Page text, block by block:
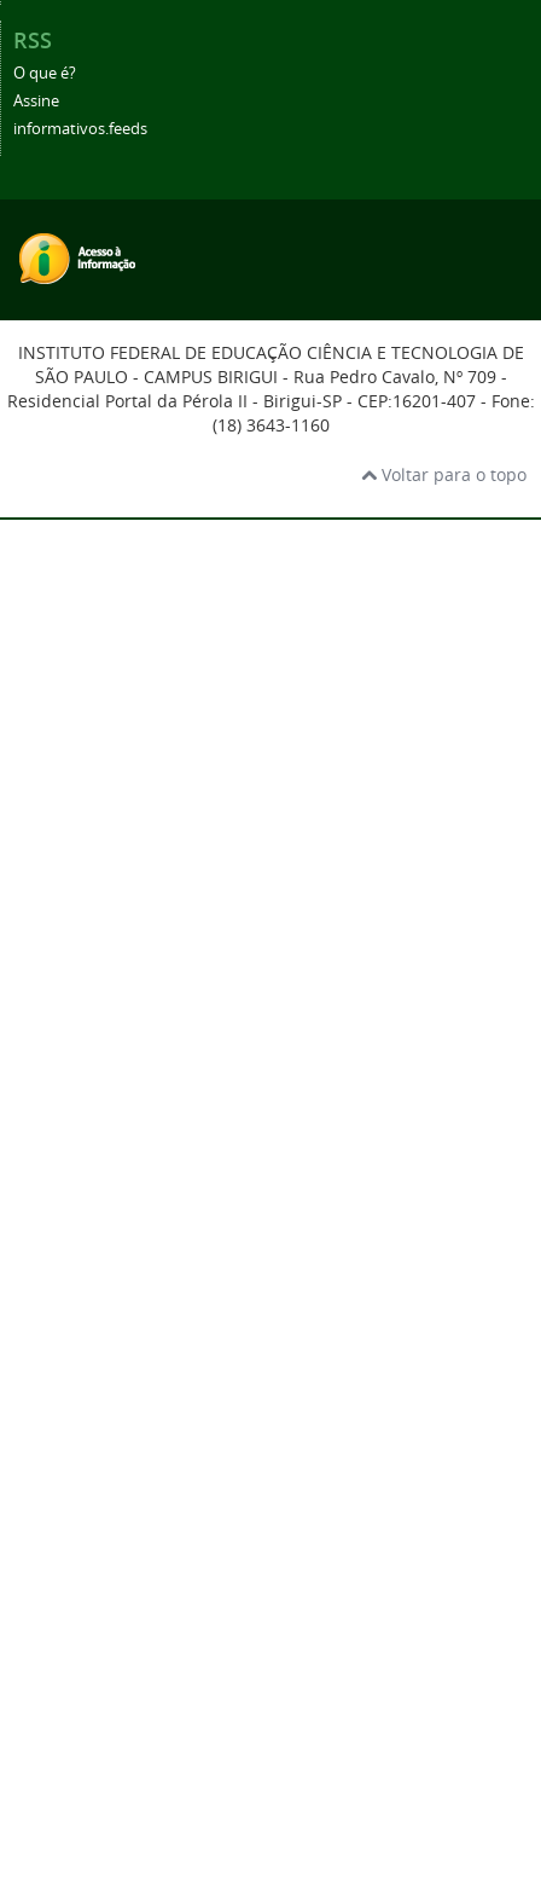
RSS
O que é?
Assine
informativos.feeds
INSTITUTO FEDERAL DE EDUCAÇÃO CIÊNCIA E TECNOLOGIA DE
SÃO PAULO - CAMPUS BIRIGUI - Rua Pedro Cavalo, Nº 709 -
Residencial Portal da Pérola II - Birigui-SP - CEP:16201-407 - Fone:
(18) 3643-1160
Voltar para o topo